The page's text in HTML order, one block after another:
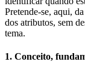
Pretende-se, aqui,
dos atributos, sem
tema.
1. Conceito,